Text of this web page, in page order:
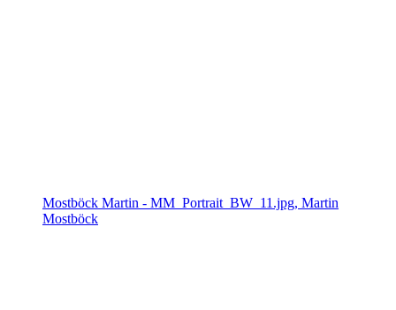
Mostböck Martin - MM_Portrait_BW_11.jpg, Martin
Mostböck